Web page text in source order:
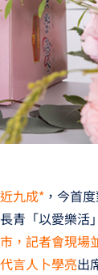
九成*，今首
青「以愛樂活
，記者會現場
言人卜學亮出